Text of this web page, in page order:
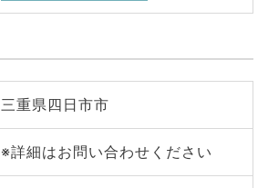
三重県四日市市
※詳細はお問い合わせください